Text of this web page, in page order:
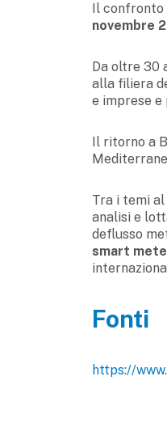
Il confronto
novembre
Da oltre 30
alla filiera
e imprese
Il ritorno a
Tra i temi
analisi e
deflusso
smart
Fonti
https://